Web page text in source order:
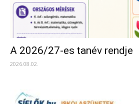
A 2026/27-es tanév rendje
2026.08.02.